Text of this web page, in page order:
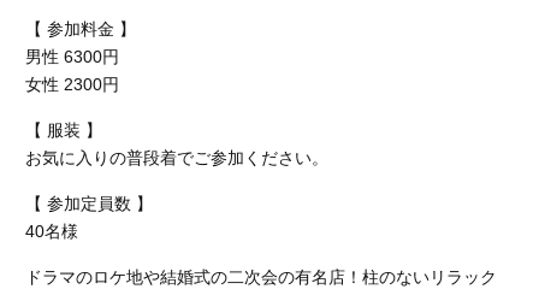
【 参加料金 】
男性 6300円
女性 2300円
【 服装 】
お気に入りの普段着でご参加ください。
【 参加定員数 】
40名様
ドラマのロケ地や結婚式の二次会の有名店！柱のないリラック